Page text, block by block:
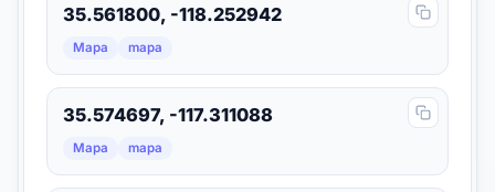
35.561800, -118.252942
Mapa mapa
35.574697, -117.311088
Mapa mapa